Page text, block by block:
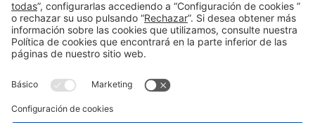
NUCLO RESTAURANTE
Lunes – Jueves Tel. +34 932 334 989